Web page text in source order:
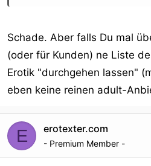
Schade. Aber falls Du mal
(oder für Kunden) ne Liste
Erotik "durchgehen lassen"
eben keine reinen adult-
E erotexter.com
- Premium Member -